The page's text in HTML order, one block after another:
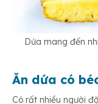
Dứa mang đến
Ăn dứa có
Có rất nhiều người